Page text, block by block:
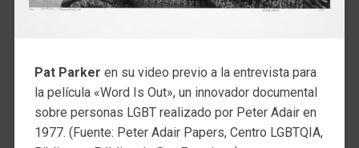
Pat Parker en su video previo a la entrevista para
la película «Word Is Out», un innovador documental
sobre personas LGBT realizado por Peter Adair en
1977. (Fuente: Peter Adair Papers, Centro LGBTQIA,